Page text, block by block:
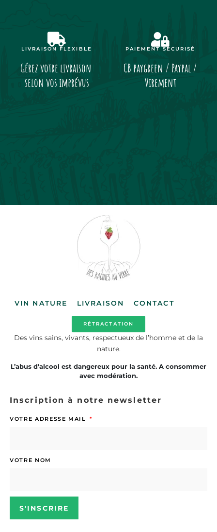
LIVRAISON FLEXIBLE
Gérez votre livraison
selon vos imprévus
PAIEMENT SÉCURISÉ
CB paygreen / Paypal /
Virement
VIN NATURE LIVRAISON CONTACT
RÉTRACTATION
Des vins sains, vivants, respectueux de l’homme et de la
nature.
L’abus d’alcool est dangereux pour la santé. A consommer
avec modération.
Inscription à notre newsletter
VOTRE ADRESSE MAIL
VOTRE NOM
S'INSCRIRE